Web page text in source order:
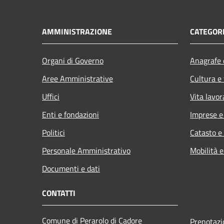
AMMINISTRAZIONE
Organi di Governo
Aree Amministrative
Uffici
Enti e fondazioni
Politici
Personale Amministrativo
Documenti e dati
Cultura
Vita
Imprese
Catasto
Mobilità
CONTATTI
Comune di Perarolo di Cadore